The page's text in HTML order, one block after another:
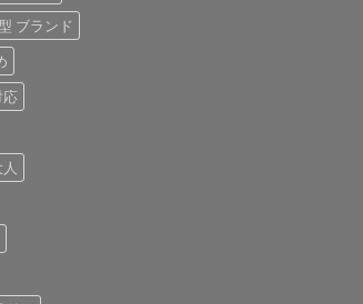
ブランド
応